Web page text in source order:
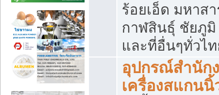
ร้อยเอ็ด มหาส
กาฬสินธุ์ ชัยภู
และที่อื่นๆทั่วไ
อุปกรณ์สำนัก
เครื่องสแกนนิ้